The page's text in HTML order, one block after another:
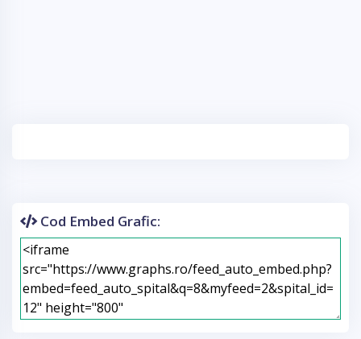
Cod Embed Grafic: